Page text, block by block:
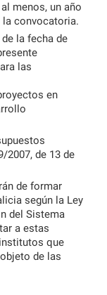
menos, un año
convocatoria.
la fecha de
las
en
2007, de 13 de
de formar
según la Ley
del Sistema
a estas
que
de las